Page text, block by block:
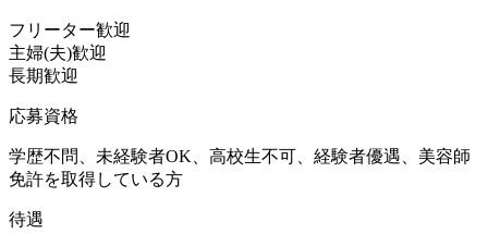
フリーター歓迎
主婦(夫)歓迎
長期歓迎
応募資格
学歴不問、未経験者OK、高校生不可、経験者優遇、美容師
免許を取得している方
待遇